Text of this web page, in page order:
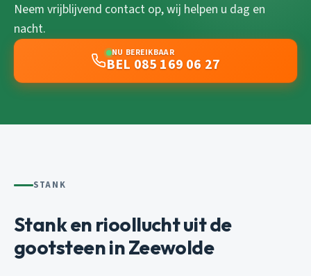
Neem vrijblijvend contact op, wij helpen u dag en
nacht.
NU BEREIKBAAR
BEL 085 169 06 27
STANK
Stank en rioollucht uit de
gootsteen in Zeewolde